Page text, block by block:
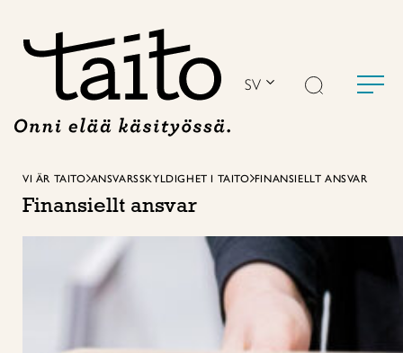
innehåll
SV
VI ÄR TAITO ANSVARSSKYLDIGHET I TAITO FINANSIELLT ANSVAR
Finansiellt ansvar